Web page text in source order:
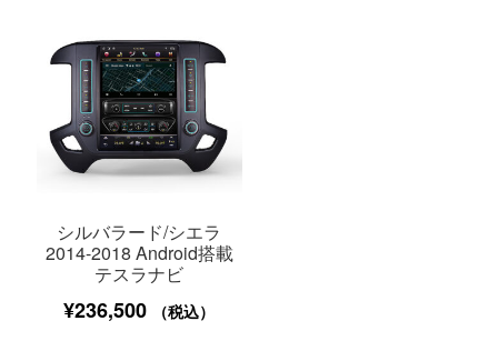
シルバラード/シエラ
2014-2018 Android搭載
テスラナビ
¥236,500 （税込）